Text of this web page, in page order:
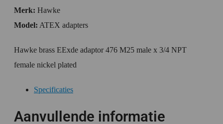
Merk: Hawke
Model: ATEX adapters
Hawke brass EExde adaptor 476 M25 male x 3/4 NPT
female nickel plated
Specificaties
Aanvullende informatie